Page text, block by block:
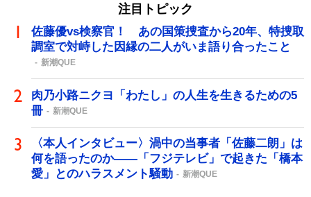
注目トピック
佐藤優vs検察官！ あの国策捜査から20年、特捜取
調室で対峙した因縁の二人がいま語り合ったこと
新潮QUE
肉乃小路ニクヨ「わたし」の人生を生きるための5
冊
新潮QUE
〈本人インタビュー〉渦中の当事者「佐藤二朗」は
何を語ったのか――「フジテレビ」で起きた「橋本
愛」とのハラスメント騒動
新潮QUE